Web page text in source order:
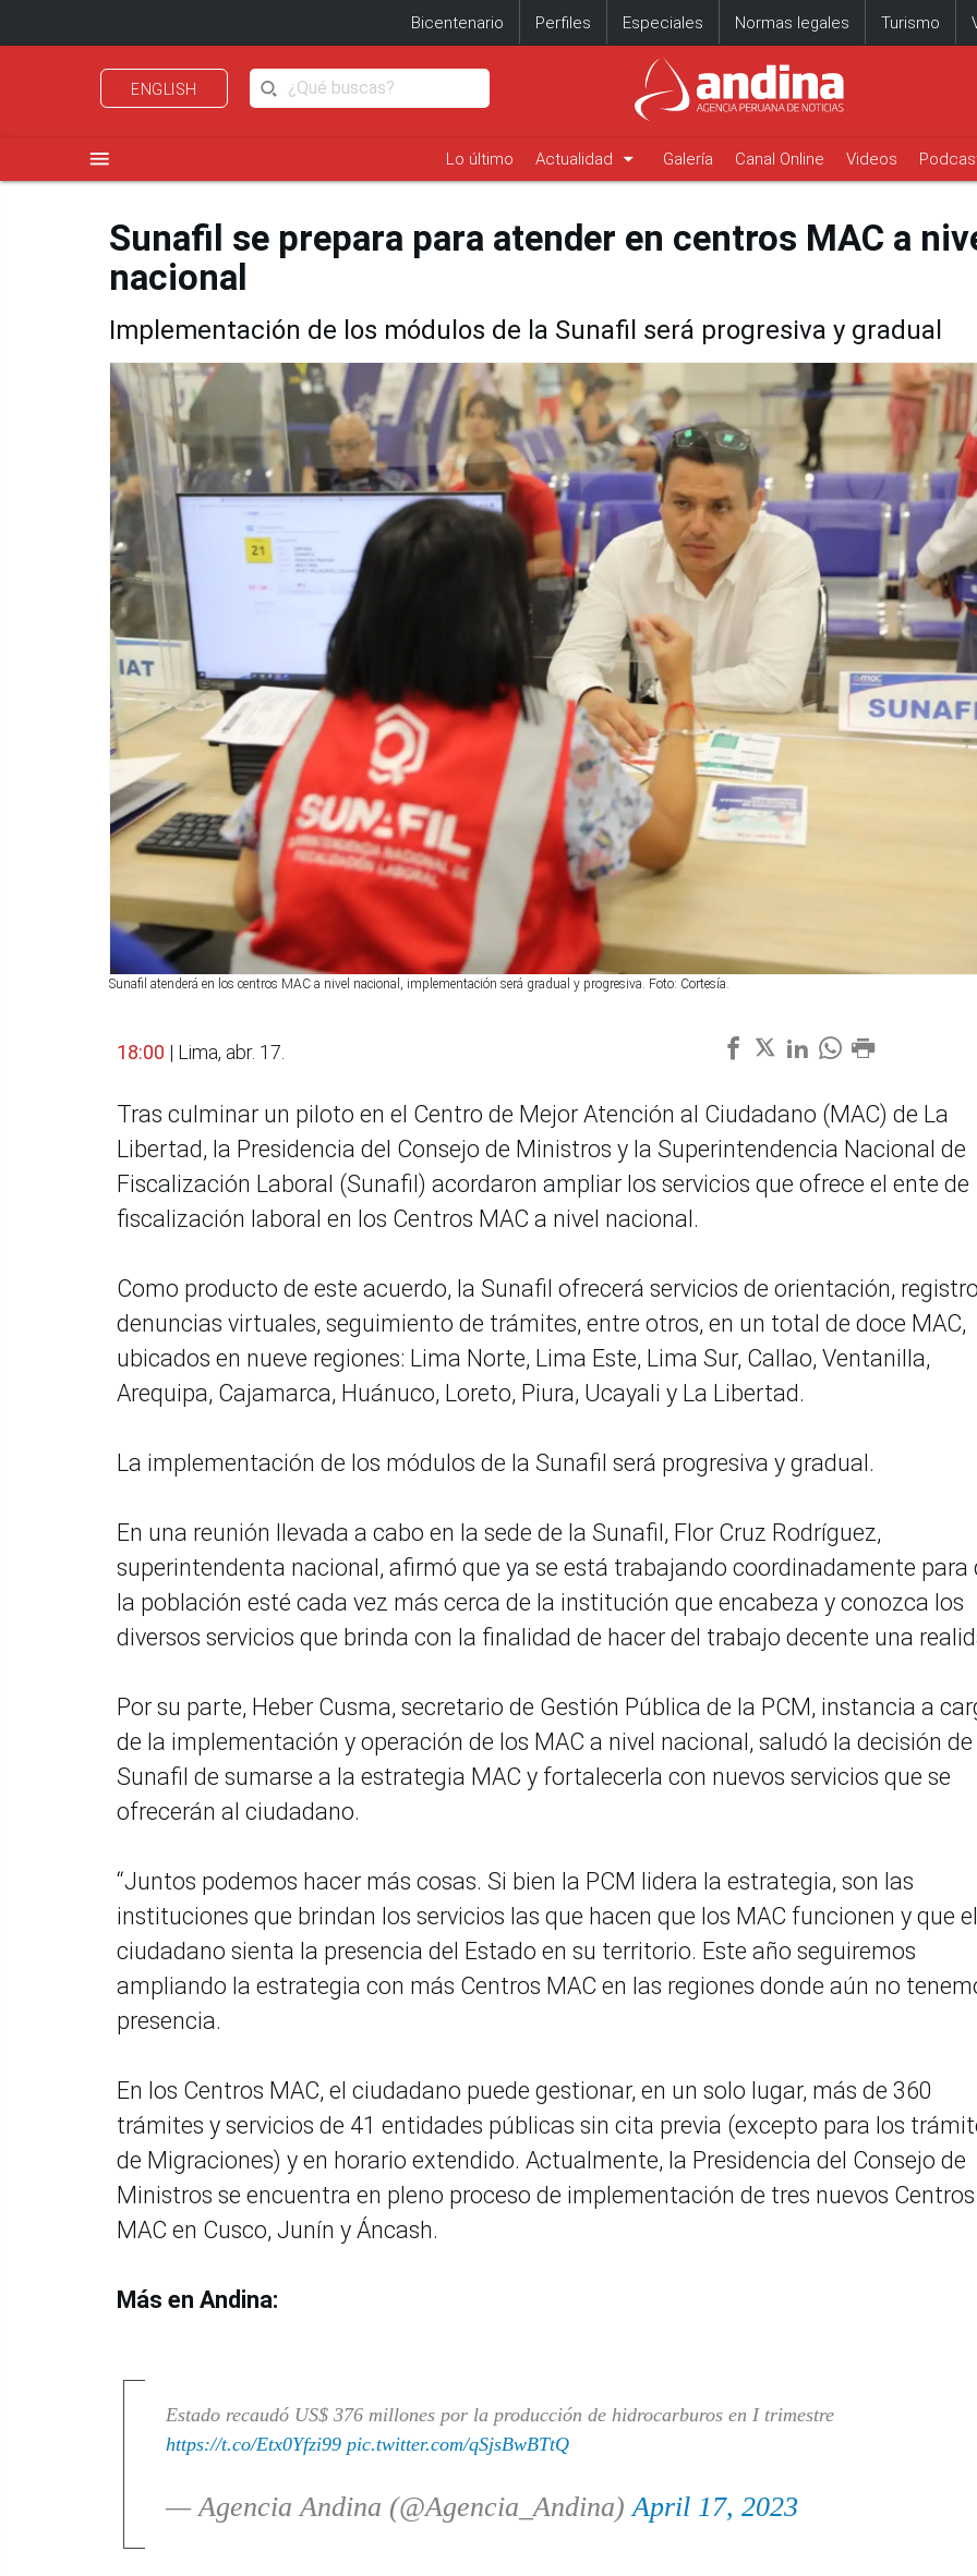
Bicentenario Perfiles Especiales Normas legales Turismo
ENGLISH
menu Lo último Actualidad arrow_drop_down Galería Canal Online Videos
Sunafil se prepara para atender en centros MAC a
nacional
Implementación de los módulos de la Sunafil será progresiva y gradual
Sunafil atenderá en los centros MAC a nivel nacional, implementación será gradual y progresiva. Foto: Cortesía.
18:00 | Lima, abr. 17.
Tras culminar un piloto en el Centro de Mejor Atención al Ciudadano (MAC) de La
Libertad, la Presidencia del Consejo de Ministros y la Superintendencia Nacional de
Fiscalización Laboral (Sunafil) acordaron ampliar los servicios que ofrece el ente de
fiscalización laboral en los Centros MAC a nivel nacional.
Como producto de este acuerdo, la Sunafil ofrecerá servicios de orientación,
denuncias virtuales, seguimiento de trámites, entre otros, en un total de doce MAC,
ubicados en nueve regiones: Lima Norte, Lima Este, Lima Sur, Callao, Ventanilla,
Arequipa, Cajamarca, Huánuco, Loreto, Piura, Ucayali y La Libertad.
La implementación de los módulos de la Sunafil será progresiva y gradual.
En una reunión llevada a cabo en la sede de la Sunafil, Flor Cruz Rodríguez,
superintendenta nacional, afirmó que ya se está trabajando coordinadamente para
la población esté cada vez más cerca de la institución que encabeza y conozca los
diversos servicios que brinda con la finalidad de hacer del trabajo decente una
Por su parte, Heber Cusma, secretario de Gestión Pública de la PCM, instancia a
de la implementación y operación de los MAC a nivel nacional, saludó la decisión de
Sunafil de sumarse a la estrategia MAC y fortalecerla con nuevos servicios que se
ofrecerán al ciudadano.
“Juntos podemos hacer más cosas. Si bien la PCM lidera la estrategia, son las
instituciones que brindan los servicios las que hacen que los MAC funcionen y que el
ciudadano sienta la presencia del Estado en su territorio. Este año seguiremos
ampliando la estrategia con más Centros MAC en las regiones donde aún no
presencia.
En los Centros MAC, el ciudadano puede gestionar, en un solo lugar, más de 360
trámites y servicios de 41 entidades públicas sin cita previa (excepto para los
de Migraciones) y en horario extendido. Actualmente, la Presidencia del Consejo de
Ministros se encuentra en pleno proceso de implementación de tres nuevos Centros
MAC en Cusco, Junín y Áncash.
Más en Andina:
Estado recaudó US$ 376 millones por la producción de hidrocarburos en I trimestre
https://t.co/Etx0Yfzi99 pic.twitter.com/qSjsBwBTtQ
— Agencia Andina (@Agencia_Andina)April 17, 2023